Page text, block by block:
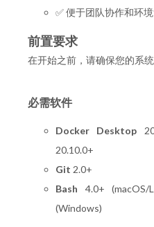
✅ 便于团队协作和环
前置要求
在开始之前，请确保您的系
必需软件
Docker Desktop
20.10.0+
Git 2.0+
Bash 4.0+
(Windows)